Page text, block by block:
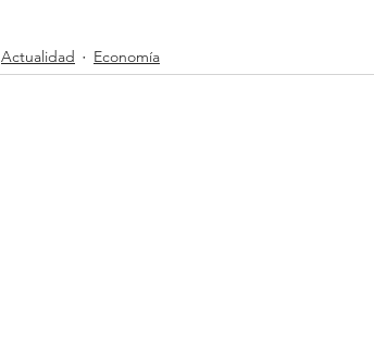
Actualidad Economía